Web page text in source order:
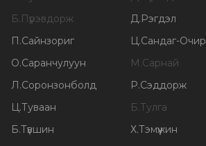
Б.Пүрэвдорж Д.Рэгдэл
П.Сайнзориг Ц.Сандаг-Очир
О.Саранчулуун М.Сарнай
Л.Соронзонболд Р.Сэддорж
Ц.Туваан Б.Тулга
Б.Түвшин Х.Тэмүүжин